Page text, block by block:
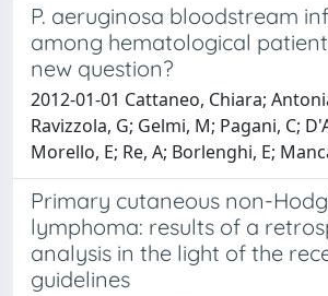
P. aeruginosa bloodstream
among hematological
new question?
2012-01-01 Cattaneo, Chiara;
Ravizzola, G; Gelmi, M; Pagani, C;
Morello, E; Re, A; Borlenghi, E;
Primary cutaneous non-
lymphoma: results of a
analysis in the light of the
guidelines